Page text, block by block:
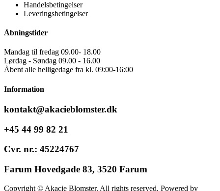
Handelsbetingelser
Leveringsbetingelser
Åbningstider
Mandag til fredag 09.00- 18.00
Lørdag - Søndag 09.00 - 16.00
Åbent alle helligedage fra kl. 09:00-16:00
Information
kontakt@akacieblomster.dk
+45 44 99 82 21
Cvr. nr.: 45224767
Farum Hovedgade 83, 3520 Farum
Copyright © Akacie Blomster. All rights reserved. Powered by